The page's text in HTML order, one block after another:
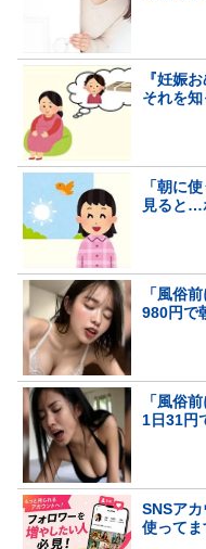
『妊娠
それを
「朝に
見ると…
「風俗
980円で
「風俗
1日31円
SNSア
使ってま